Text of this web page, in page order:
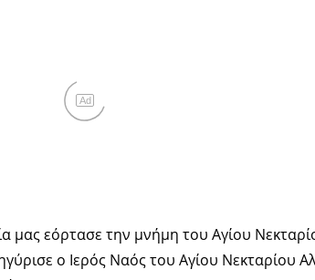
Ad
μας εόρτασε την μνήμη του Αγίου
ο Ιερός Ναός του Αγίου Νεκταρίου